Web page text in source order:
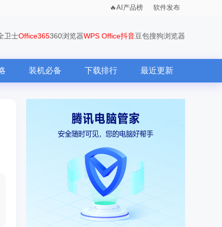
AI产品榜 软件发布
卫士Office365360浏览器WPS Office抖音豆包搜狗浏览器
装机必备 下载排行 最近更新